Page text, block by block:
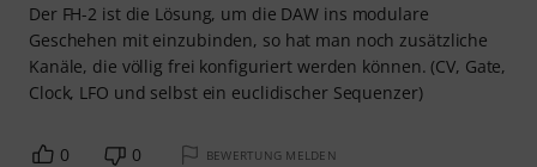
Der FH-2 ist die Lösung, um die DAW ins modulare
Geschehen mit einzubinden, so hat man noch zusätzliche
Kanäle, die völlig frei konfiguriert werden können. (CV, Gate,
Clock, LFO und selbst ein euclidischer Sequenzer)
0 0 BEWERTUNG MELDEN